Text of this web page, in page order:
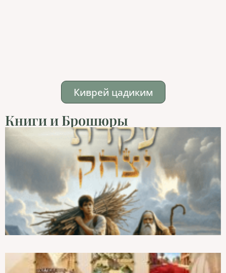
Киврей цадиким
Книги и Брошюры